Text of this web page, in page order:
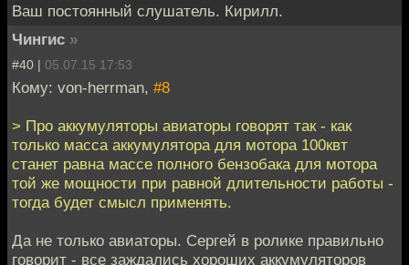
Ваш постоянный слушатель. Кирилл.
Чингиc »
#40 | 05.07.15 17:53
Кому: von-herrman, #8
> Про аккумуляторы авиаторы говорят так - как
только масса аккумулятора для мотора 100квт
станет равна массе полного бензобака для мотора
той же мощности при равной длительности работы -
тогда будет смысл применять.
Да не только авиаторы. Сергей в ролике правильно
говорит - все заждались хороших аккумуляторов